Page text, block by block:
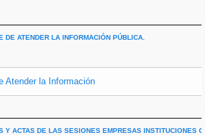
DE ATENDER LA INFORMACIÓN PÚBLICA.
Atender la Información
Y ACTAS DE LAS SESIONES EMPRESAS INSTITUCIONES